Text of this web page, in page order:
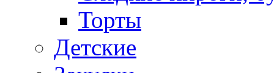
Торты
Детские